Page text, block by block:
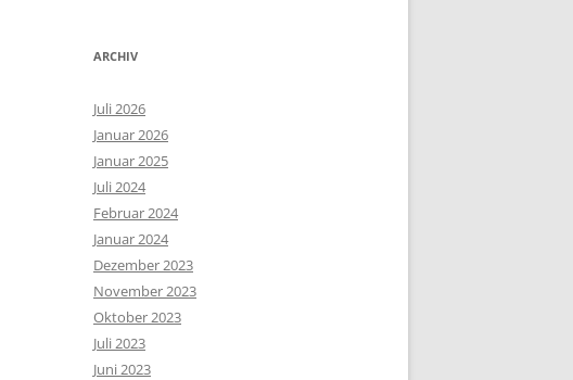
ARCHIV
Juli 2026
Januar 2026
Januar 2025
Juli 2024
Februar 2024
Januar 2024
Dezember 2023
November 2023
Oktober 2023
Juli 2023
Juni 2023